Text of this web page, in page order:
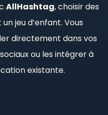
AllHashtag, choisir des
jeu d’enfant. Vous
directement dans vos
ou les intégrer à
existante.